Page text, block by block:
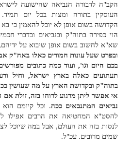
הקב"ה לדבורה הנביאה שהישועה
העוסקין בתורה ומצות בכל יום
הקדושה בשום אופן לא יוכל להאמין כי
הוי כפירה בתוה"ק ובנביאים ובדברי
שא"א לחשוב בשום אופן שיבוא על
ובפרט שעל עונות חמורים כאלו באה"ק
בכם היום וגו', ועוד כמה כתובים
תעתועים כאלה בארץ ישראל, וחיל
בתוה"ק ובקדושת הארץ על מה שעושין
אי אפשר ליתן מרגוע לרוחו בזה, זולת
נביאים המתנבאים ככה. וכל קיומם
להסט"א המחטיאה את הרבים אפילו
לנסות בזה את העולם, אבל במה שיוכל
שמים מרובים.‏ עכ"ל.